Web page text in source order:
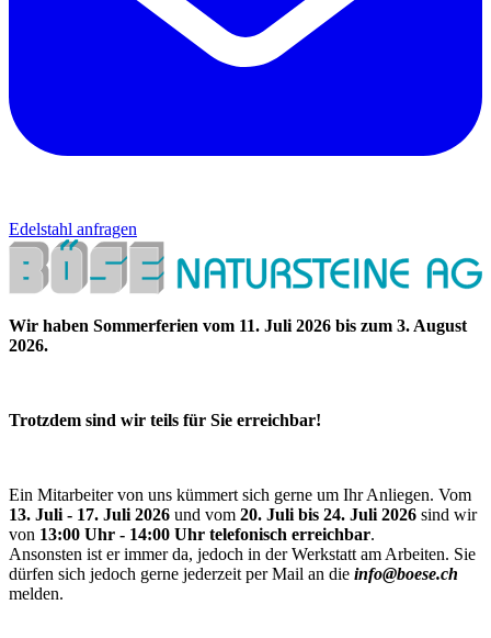
Edelstahl anfragen
Wir haben Sommerferien vom 11. Juli 2026 bis zum 3. August
2026.
Trotzdem sind wir teils für Sie erreichbar!
Ein Mitarbeiter von uns kümmert sich gerne um Ihr Anliegen. Vom
13. Juli - 17. Juli 2026 und vom 20. Juli bis 24. Juli 2026 sind wir
von 13:00 Uhr - 14:00 Uhr telefonisch erreichbar.
Ansonsten ist er immer da, jedoch in der Werkstatt am Arbeiten. Sie
dürfen sich jedoch gerne jederzeit per Mail an die info@boese.ch
melden.